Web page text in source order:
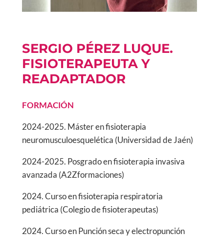
SERGIO PÉREZ LUQUE.
FISIOTERAPEUTA Y
READAPTADOR
FORMACIÓN
2024-2025. Máster en fisioterapia
neuromusculoesquelética (Universidad de Jaén)
2024-2025. Posgrado en fisioterapia invasiva
avanzada (A2Zformaciones)
2024. Curso en fisioterapia respiratoria
pediátrica (Colegio de fisioterapeutas)
2024. Curso en Punción seca y electropunción